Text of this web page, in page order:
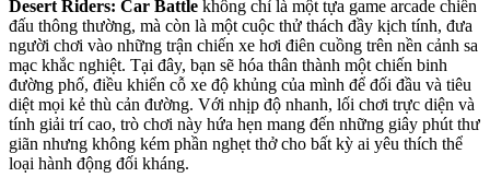
Desert Riders: Car Battle không chỉ là một tựa game arcade chiến
đấu thông thường, mà còn là một cuộc thử thách đầy kịch tính, đưa
người chơi vào những trận chiến xe hơi điên cuồng trên nền cảnh sa
mạc khắc nghiệt. Tại đây, bạn sẽ hóa thân thành một chiến binh
đường phố, điều khiển cỗ xe độ khủng của mình để đối đầu và tiêu
diệt mọi kẻ thù cản đường. Với nhịp độ nhanh, lối chơi trực diện và
tính giải trí cao, trò chơi này hứa hẹn mang đến những giây phút thư
giãn nhưng không kém phần nghẹt thở cho bất kỳ ai yêu thích thể
loại hành động đối kháng.